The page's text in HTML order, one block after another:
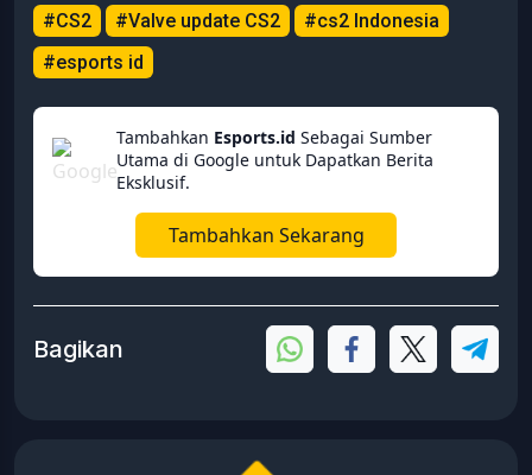
#CS2 #Valve update CS2
#cs2 Indonesia
#esports id
Tambahkan Esports.id Sebagai Sumber
Utama di Google untuk Dapatkan Berita
Eksklusif.
Tambahkan Sekarang
Bagikan